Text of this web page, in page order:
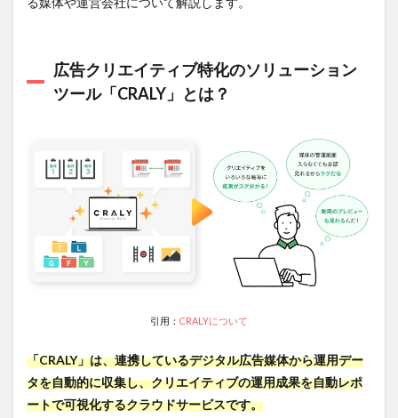
ョンツー
ル
「CRALY」
参考：
CRALY
の運営
会社
CRALY
が対
2
無料
あり！
広告クリエイティブ特化のソリューション
ツール「CRALY」とは？
引用： CRALYについて
「CRALY」は、連携しているデジタル広告媒体から運用デー
タを自動的に収集し、クリエイティブの運用成果を自動レポ
ートで可視化するクラウドサービスです。